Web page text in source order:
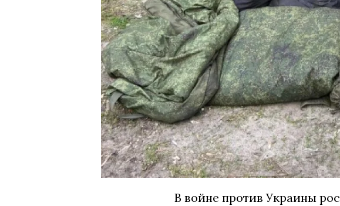
В войне против Украины